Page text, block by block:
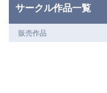
サークル作品一覧
販売作品